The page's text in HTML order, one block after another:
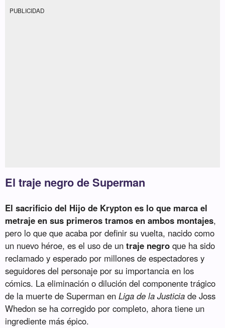
PUBLICIDAD
El traje negro de Superman
El sacrificio del Hijo de Krypton es lo que marca el
metraje en sus primeros tramos en ambos montajes,
pero lo que que acaba por definir su vuelta, nacido como
un nuevo héroe, es el uso de untraje negro que ha sido
reclamado y esperado por millones de espectadores y
seguidores del personaje por su importancia en los
cómics. La eliminación o dilución del componente trágico
de la muerte de Superman enLiga de la Justicia de Joss
Whedon se ha corregido por completo, ahora tiene un
ingrediente más épico.